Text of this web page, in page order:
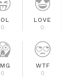
0
LOVE
0
0
WTF
0